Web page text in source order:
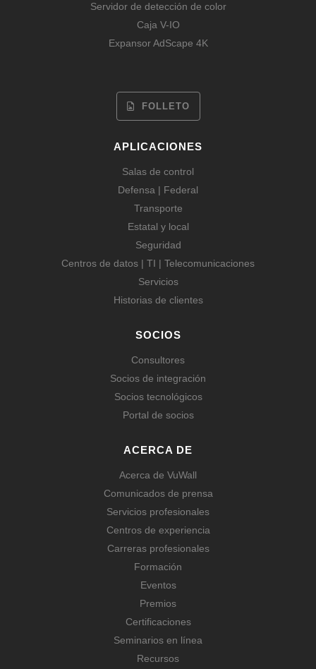
Servidor de detección de color
Caja V-IO
Expansor AdScape 4K
FOLLETO
APLICACIONES
Salas de control
Defensa | Federal
Transporte
Estatal y local
Seguridad
Centros de datos | TI | Telecomunicaciones
Servicios
Historias de clientes
SOCIOS
Consultores
Socios de integración
Socios tecnológicos
Portal de socios
ACERCA DE
Acerca de VuWall
Comunicados de prensa
Servicios profesionales
Centros de experiencia
Carreras profesionales
Formación
Eventos
Premios
Certificaciones
Seminarios en línea
Recursos